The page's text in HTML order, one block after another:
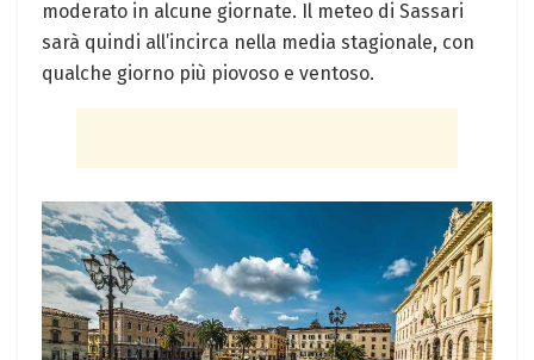
moderato in alcune giornate. Il meteo di Sassari
sarà quindi all’incirca nella media stagionale, con
qualche giorno più piovoso e ventoso.